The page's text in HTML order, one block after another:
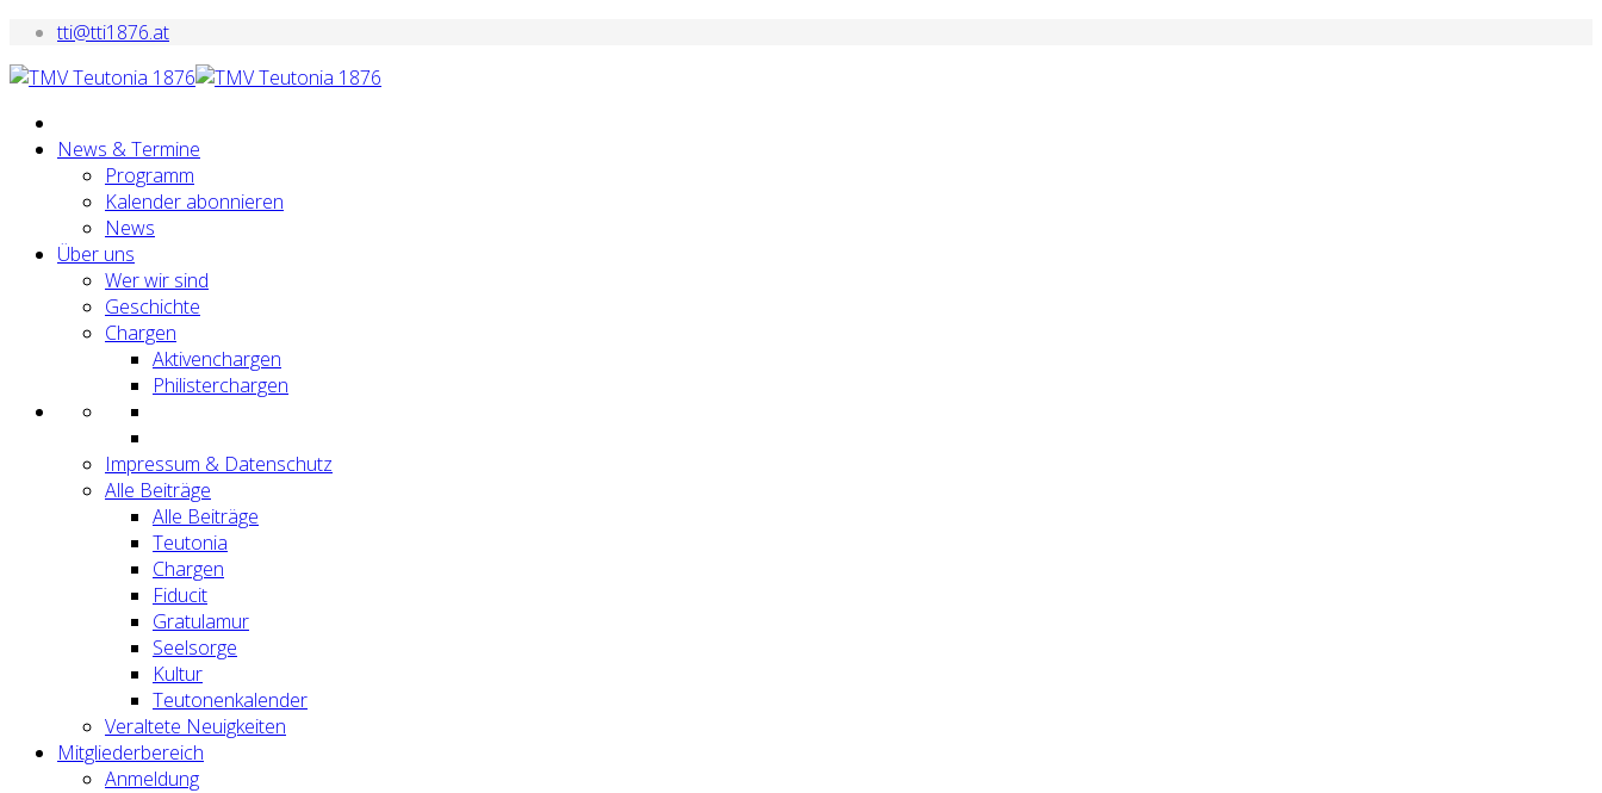
tti@tti1876.at
News & Termine
Programm
Kalender abonnieren
News
Über uns
Wer wir sind
Geschichte
Chargen
Aktivenchargen
Philisterchargen
Impressum & Datenschutz
Alle Beiträge
Alle Beiträge
Teutonia
Chargen
Fiducit
Gratulamur
Seelsorge
Kultur
Teutonenkalender
Veraltete Neuigkeiten
Mitgliederbereich
Anmeldung